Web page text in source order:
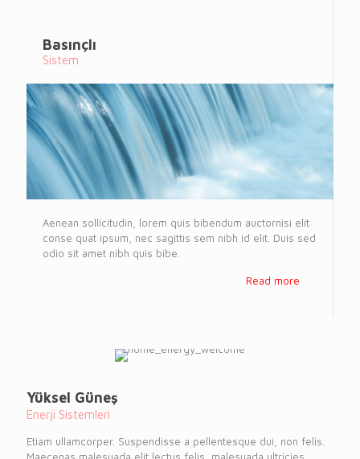
Basınçlı
Sistem
Aenean sollicitudin, lorem quis bibendum auctornisi elit
conse quat ipsum, nec sagittis sem nibh id elit. Duis sed
odio sit amet nibh quis bibe.
Read more
Yüksel Güneş
Enerji Sistemleri
Etiam ullamcorper. Suspendisse a pellentesque dui, non felis.
Maecenas malesuada elit lectus felis, malesuada ultricies.